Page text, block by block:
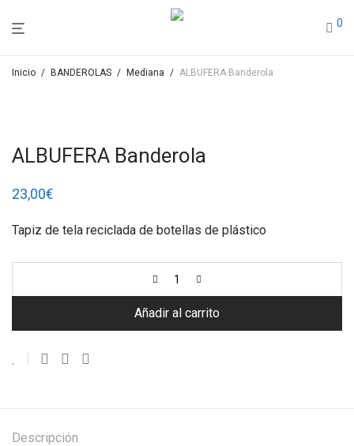
0
Inicio / BANDEROLAS / Mediana / ALBUFERA Banderola
ALBUFERA Banderola
23,00€
Tapiz de tela reciclada de botellas de plástico
Añadir al carrito
Descripción